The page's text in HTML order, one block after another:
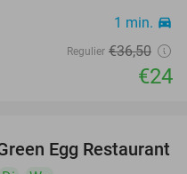
1 min. directions_car
Regulier €36,50
€24
38%
Egg Restaurant